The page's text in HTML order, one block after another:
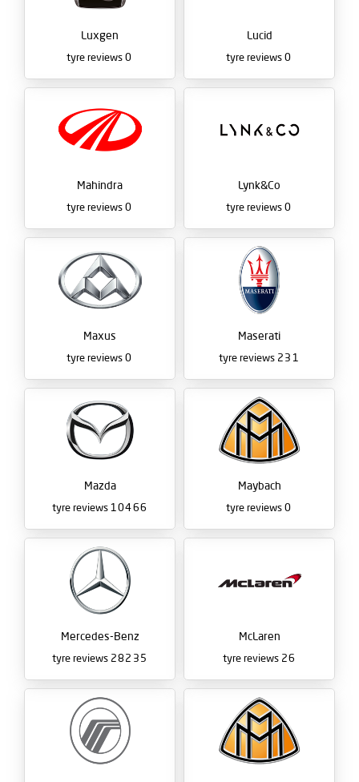
Lucid
0
tyre reviews
Luxgen
0
tyre reviews
Lynk&Co
0
tyre reviews
Mahindra
0
tyre reviews
Maserati
231
Maxus
0
tyre reviews
Maybach
0
tyre reviews
Mazda
10466
McLaren
26
tyre reviews
Mercedes-Benz
28235